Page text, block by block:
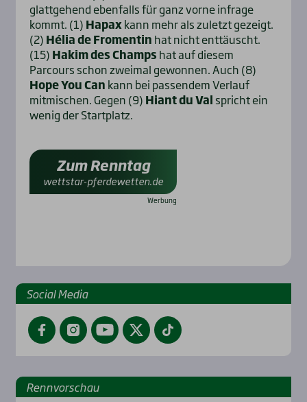
glattgehend ebenfalls für ganz vorne infrage
kommt. (1) Hapaxkann mehr als zuletzt gezeigt.
(2) Hélia de Fromentin hat nicht enttäuscht.
(15) Hakim des Champs hat auf diesem
Parcours schon zweimal gewonnen. Auch (8)
Hope You Can kann bei passendem Verlauf
mitmischen. Gegen (9) Hiant du Val spricht ein
wenig der Startplatz.
Zum Renntag
wettstar-pferdewetten.de
Social Media
FacebookInstagramYouTubeTwitterTikTok
Renn­vor­schau